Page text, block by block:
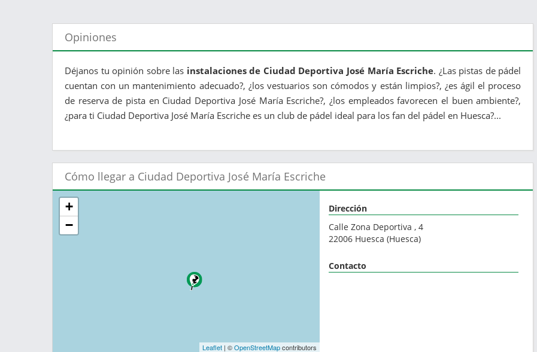
Opiniones
Déjanos tu opinión sobre las instalaciones de Ciudad Deportiva José María Escriche. ¿Las pistas de pádel
cuentan con un mantenimiento adecuado?, ¿los vestuarios son cómodos y están limpios?, ¿es ágil el proceso
de reserva de pista en Ciudad Deportiva José María Escriche?, ¿los empleados favorecen el buen ambiente?,
¿para ti Ciudad Deportiva José María Escriche es un club de pádel ideal para los fan del pádel en Huesca?...
Cómo llegar a Ciudad Deportiva José María Escriche
+
−
Leaflet | ©OpenStreetMapcontributors
Dirección
Calle Zona Deportiva , 4
22006 Huesca (Huesca)
Contacto